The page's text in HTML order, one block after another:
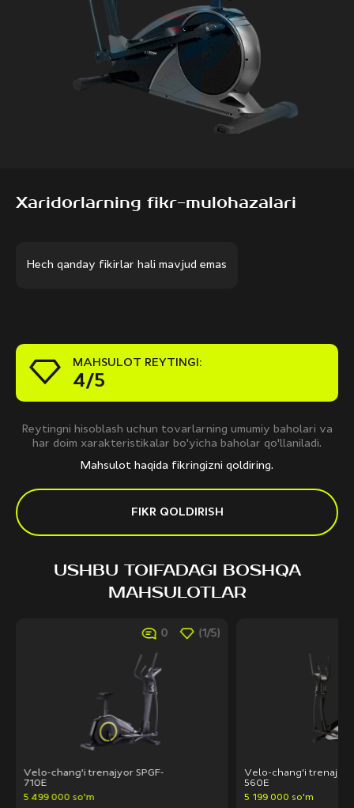
Xaridorlarning fikr-mulohazalari
Hech qanday fikirlar hali mavjud emas
MAHSULOT REYTINGI:
4/5
Reytingni hisoblash uchun tovarlarning umumiy baholari va
har doim xarakteristikalar bo'yicha baholar qo'llaniladi.
Mahsulot haqida fikringizni qoldiring.
FIKR QOLDIRISH
USHBU TOIFADAGI BOSHQA
MAHSULOTLAR
0 (1/5)
Velo-chang'i trenajyor SPGF-
710E
5 499 000 so'm
Velo-chang'i trenajyor
560E
5 199 000 so'm